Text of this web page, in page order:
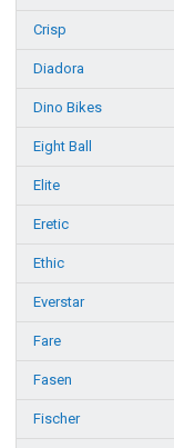
Crisp
Diadora
Dino Bikes
Eight Ball
Elite
Eretic
Ethic
Everstar
Fare
Fasen
Fischer